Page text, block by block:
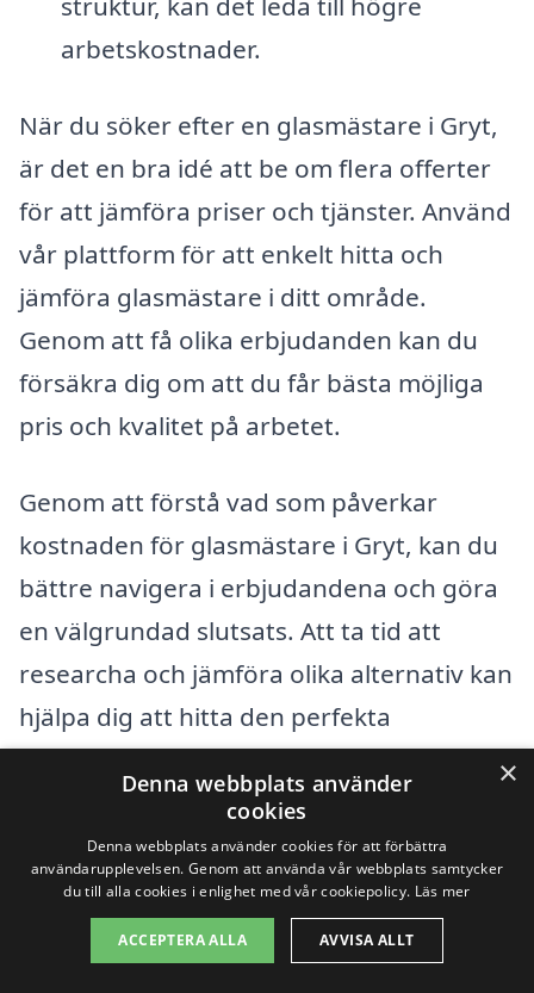
arbetskostnader.
När du söker efter en glasmästare i Gryt,
är det en bra idé att be om flera offerter
för att jämföra priser och tjänster. Använd
vår plattform för att enkelt hitta och
jämföra glasmästare i ditt område.
Genom att få olika erbjudanden kan du
försäkra dig om att du får bästa möjliga
pris och kvalitet på arbetet.
Genom att förstå vad som påverkar
kostnaden för glasmästare i Gryt, kan du
bättre navigera i erbjudandena och göra
en välgrundad slutsats. Att ta tid att
researcha och jämföra olika alternativ kan
hjälpa dig att hitta den perfekta
glasmästaren både gällande pris och
Få 3 erbjudanden, gratis och utan
förpliktelser
×
Denna webbplats använder
cookies
Denna webbplats använder cookies för att förbättra
användarupplevelsen. Genom att använda vår webbplats samtycker
du till alla cookies i enlighet med vår cookiepolicy. Läs mer
ACCEPTERA ALLA AVVISA ALLT